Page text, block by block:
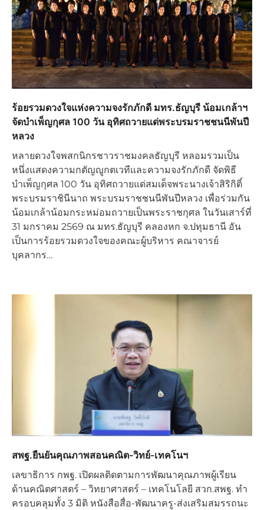
ร้อยรวมดวงใจแห่งความจงรักภักดี มทร.ธัญบุรี น้อมเกล้าฯ
จัดบำเพ็ญกุศล 100 วัน อุทิศถวายแด่พระบรมราชชนนีพันปี
หลวง
หลายดวงใจพสกนิกรชาวราชมงคลธัญบุรี หลอมรวมเป็น
หนึ่งแสดงความกตัญญูกตเวทีและความจงรักภักดี จัดพิธี
บำเพ็ญกุศล 100 วัน อุทิศถวายแด่สมเด็จพระนางเจ้าสิริกิติ์
พระบรมราชินีนาถ พระบรมราชชนนีพันปีหลวง เพื่อร่วมกัน
น้อมเกล้าน้อมกระหม่อมถวายเป็นพระราชกุศล ในวันเสาร์ที่
31 มกราคม 2569 ณ มทร.ธัญบุรี คลองหก จ.ปทุมธานี อัน
เป็นการร้อยรวมดวงใจของคณะผู้บริหาร คณาจารย์
บุคลากร…
สพฐ.ยืนยันคุณภาพสอนคณิต-วิทย์-เทคโนฯ
เลขาธิการ กพฐ. เปิดผลติดตามการพัฒนาคุณภาพผู้เรียน
ด้านคณิตศาสตร์ – วิทยาศาสตร์ – เทคโนโลยี สวก.สพฐ. ทำ
ครอบคลุมทั้ง 3 มิติ หนังสือสื่อ-พัฒนาครู-ส่งเสริมสมรรถนะ